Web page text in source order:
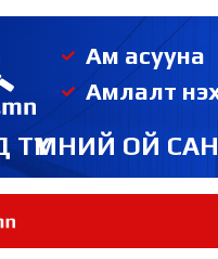
Ам асууна
Амлалт
ТҮМНИЙ ОЙ